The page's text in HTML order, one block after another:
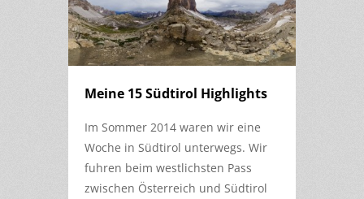
Meine 15 Südtirol Highlights
Im Sommer 2014 waren wir eine
Woche in Südtirol unterwegs. Wir
fuhren beim westlichsten Pass
zwischen Österreich und Südtirol